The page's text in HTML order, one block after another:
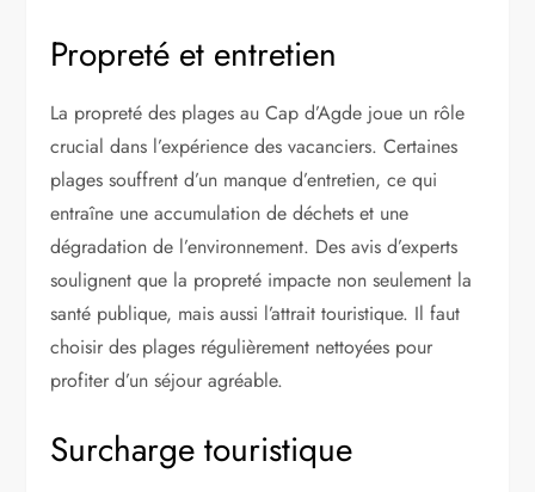
Propreté et entretien
La propreté des plages au Cap d’Agde joue un rôle
crucial dans l’expérience des vacanciers. Certaines
plages souffrent d’un manque d’entretien, ce qui
entraîne une accumulation de déchets et une
dégradation de l’environnement. Des avis d’experts
soulignent que la propreté impacte non seulement la
santé publique, mais aussi l’attrait touristique. Il faut
choisir des plages régulièrement nettoyées pour
profiter d’un séjour agréable.
Surcharge touristique